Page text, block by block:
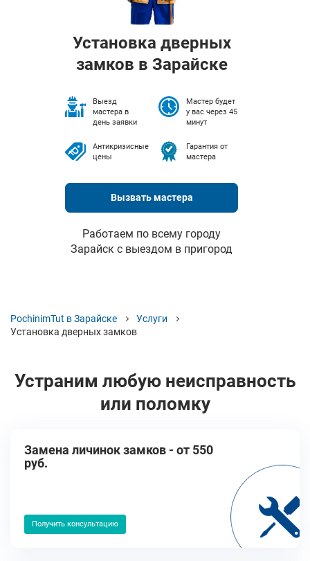
Установка дверных
замков в Зарайске
Выезд
мастера в
день заявки
Мастер будет
у вас через 45
минут
Антикризисные
цены
Гарантия от
мастера
Вызвать мастера
Работаем по всему городу
Зарайск с выездом в пригород
PochinimTut в Зарайске
Услуги
Установка дверных замков
Устраним любую неисправность
или поломку
Замена личинок замков - от 550
руб.
Получить консультацию